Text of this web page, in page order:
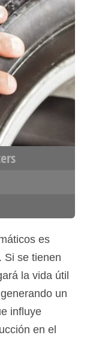
es
Si se tienen
la vida útil
un
influye
en el